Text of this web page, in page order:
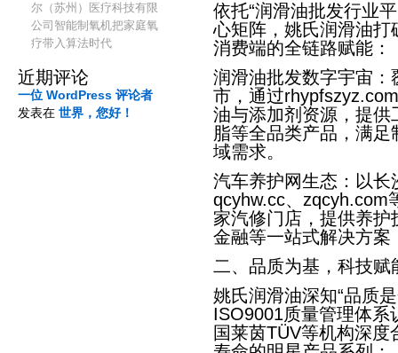
尔（苏州）医疗科技有限
公司智能制氧机把家庭氧
疗带入算法时代
近期评论
一位 WordPress 评论者
发表在 世界，您好！
依托“润滑油批发行业
心矩阵，姚氏润滑油
消费端的全链路赋能：
润滑油批发数字宇宙
市，通过
油与添加剂资源，提
脂等全品类产品，满
域需求。
汽车养护网生态：以
qcyhw.cc、zqcyh.com
家汽修门店，提供养
金融等一站式解决方
二、品质为基，科技赋
姚氏润滑油深知“品质
ISO9001质量管理体系
国莱茵TÜV等机构深